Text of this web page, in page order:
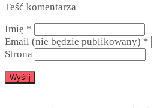
Teść komentarza
Imię *
Email (nie będzie publikowany) *
Strona